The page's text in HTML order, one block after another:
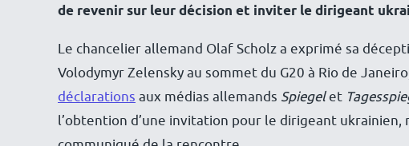
de revenir sur leur décision et inviter le dirigeant
Le chancelier allemand Olaf Scholz a exprimé sa
Volodymyr Zelensky au sommet du G20 à Rio de
déclarations aux médias allemands Spiegelet
l’obtention d’une invitation pour le dirigeant